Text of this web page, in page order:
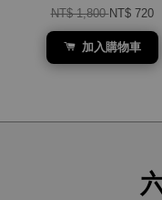
NT$ 1,800NT$ 720
加入購物車